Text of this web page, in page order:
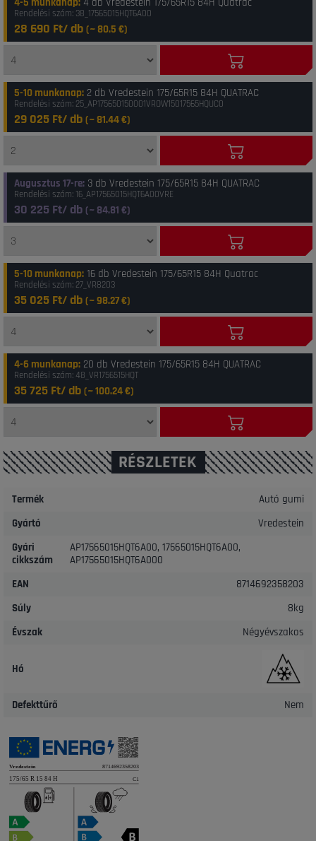
Rendelési szám: 38_17565015HQT6A00
28 690 Ft/ db (~ 80.5 €)
5-10 munkanap: 2 db Vredestein 175/65R15 84H QUATRAC
Rendelési szám: 25_AP175650150001VROW15017565HQUC0
29 025 Ft/ db (~ 81.44€)
Augusztus 17-re: 3 db Vredestein 175/65R15 84H QUATRAC
Rendelési szám: 16_AP17565015HQT6A00VRE
30 225 Ft/ db (~ 84.81 €)
5-10 munkanap: 16 db Vredestein 175/65R15 84H Quatrac
Rendelési szám: 27_VR8203
35 025 Ft/ db (~98.27€)
4-6 munkanap: 20 db Vredestein 175/65R15 84H QUATRAC
Rendelési szám: 48_VR1756515HQT
35 725 Ft/ db (~100.24€)
RÉSZLETEK
Termék
Autó gumi
Gyártó
Vredestein
Gyári
cikkszám
AP17565015HQT6A00, 17565015HQT6A00,
AP17565015HQT6A000
EAN
8714692358203
Súly
8kg
Évszak
Négyévszakos
Hó
Defekttűrő Nem